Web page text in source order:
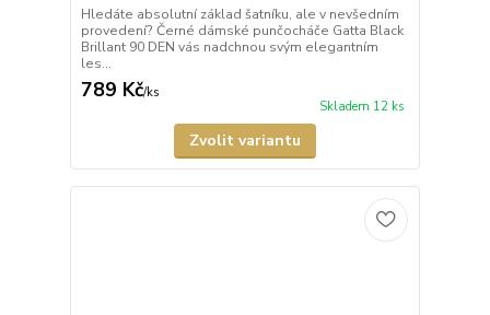
Hledáte absolutní základ šatníku, ale v nevšedním
provedení? Černé dámské punčocháče Gatta Black
Brillant 90 DEN vás nadchnou svým elegantním
les...
789 Kč/ks
Skladem 12 ks
Zvolit variantu